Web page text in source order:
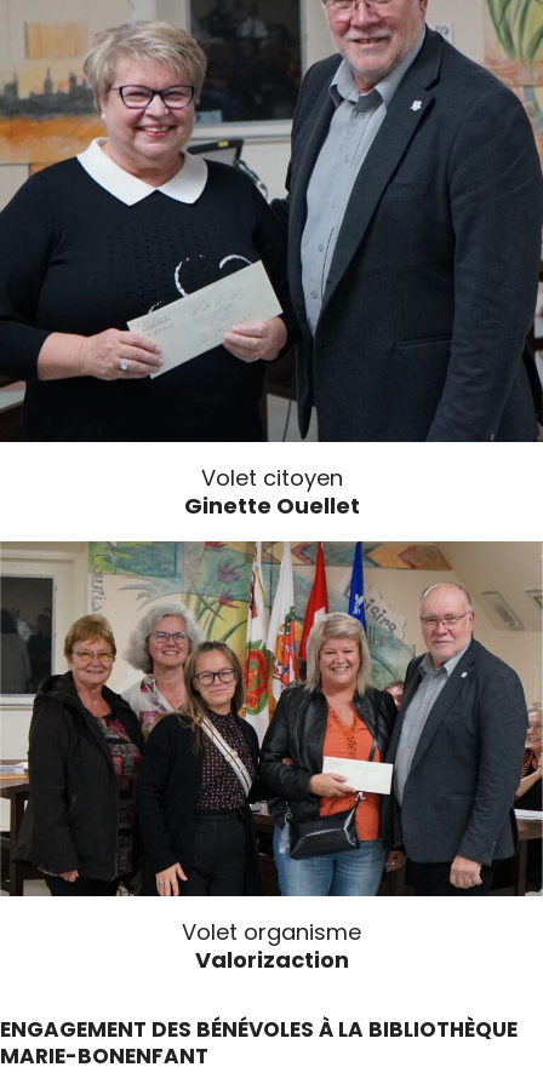
Volet citoyen
Ginette Ouellet
Volet organisme
Valorizaction
ENGAGEMENT DES BÉNÉVOLES À LA BIBLIOTHÈQUE
MARIE-BONENFANT